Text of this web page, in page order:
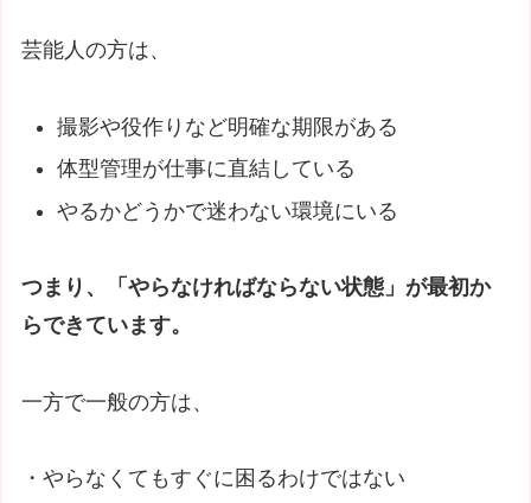
芸能人の方は、
撮影や役作りなど明確な期限がある
体型管理が仕事に直結している
やるかどうかで迷わない環境にいる
つまり、「やらなければならない状態」が最初か
らできています。
一方で一般の方は、
・やらなくてもすぐに困るわけではない